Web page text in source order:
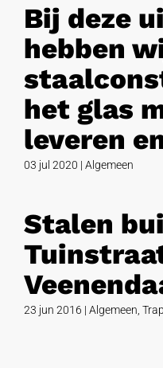
Bij deze
hebben
het glas
leveren
03 jul 2020 | Algemeen
Stalen
23 jun 2016 | Algemeen